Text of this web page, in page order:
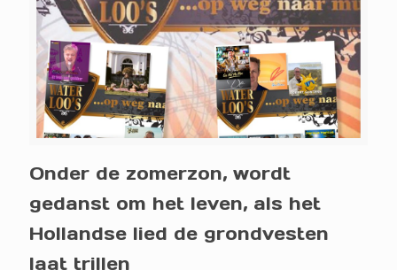
Onder de zomerzon, wordt
gedanst om het leven, als het
Hollandse lied de grondvesten
laat trillen